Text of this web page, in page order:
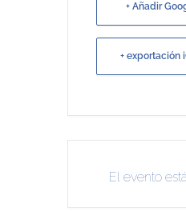
+ Añadir
+ exportación
El evento